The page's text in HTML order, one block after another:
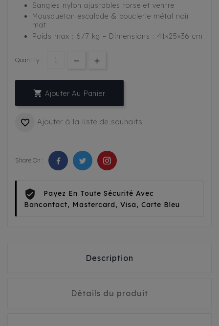
Sangles nylon ajustables torse et ventre
Mousqueton escalade & bouclerie métal noir
mat
Poids max : 6/7 kg – Dimensions : 41×25×36 cm
Quantity :
 Ajouter Au Panier
 Ajouter à la liste de souhaits
Share On :
Payez En Toute Sécurité Avec
Bancontact, Mastercard, Visa, Carte Bleu
Description
Détails du produit